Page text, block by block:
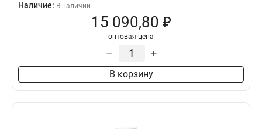
Наличие: В наличии
15 090,80 ₽
оптовая цена
– +
В корзину